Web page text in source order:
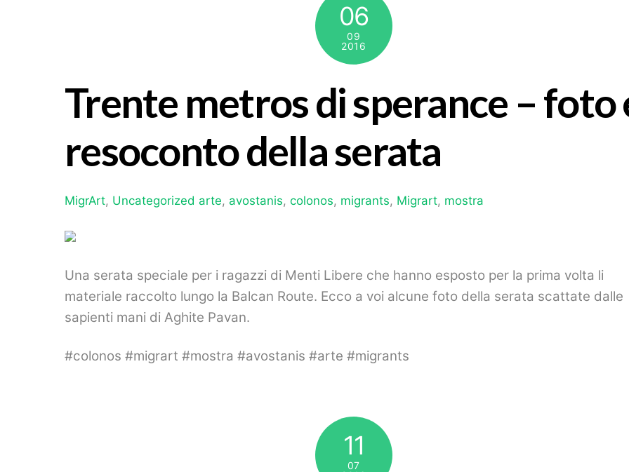
06
09
2016
Trente metros di sperance – foto
resoconto della serata
MigrArt, Uncategorized arte, avostanis, colonos, migrants, Migrart, mostra
Una serata speciale per i ragazzi di Menti Libere che hanno esposto per la prima volta li
materiale raccolto lungo la Balcan Route. Ecco a voi alcune foto della serata scattate dalle
sapienti mani di Aghite Pavan.
#colonos #migrart #mostra #avostanis #arte #migrants
11
07